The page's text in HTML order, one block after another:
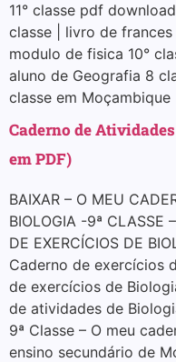
11° classe pdf
classe | livro de frances
modulo de fisica 10°
aluno de Geografia 8
classe em Moçambique
Caderno de
em PDF)
BAIXAR – O MEU
BIOLOGIA -9ª CLASSE
DE EXERCÍCIOS DE
Caderno de exercícios
de exercícios de
de atividades de
9ª Classe – O meu
ensino secundário de